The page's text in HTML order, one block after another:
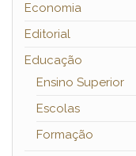
Economia
Editorial
Educação
Ensino Superior
Escolas
Formação